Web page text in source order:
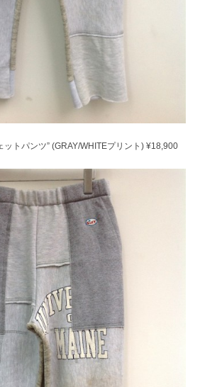
ットパンツ” (GRAY/WHITEプリント) ¥18,900